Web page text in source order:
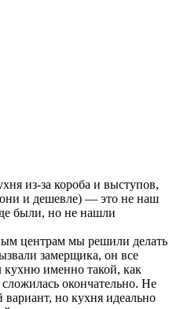
из-за короба и выступов,
и дешевле) — это не наш
были, но не нашли
центрам мы решили делать
замерщика, он все
кухню именно такой, как
окончательно. Не
но кухня идеально